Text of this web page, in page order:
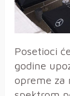
Posetioci
godine
opreme za